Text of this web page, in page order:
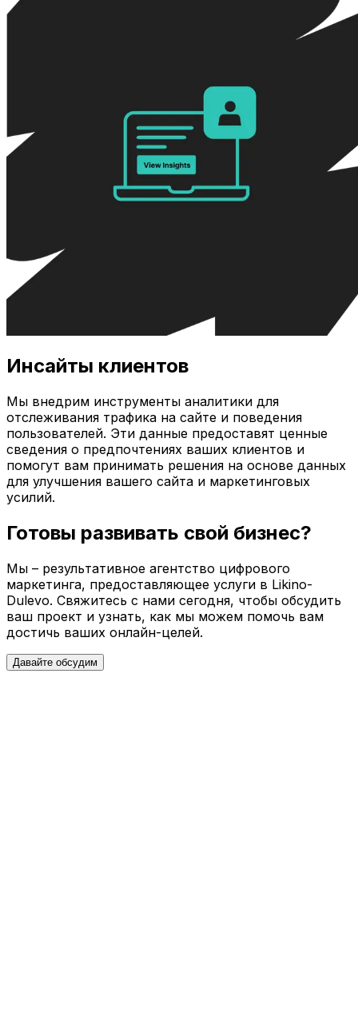
Инсайты клиентов
Мы внедрим инструменты аналитики для
отслеживания трафика на сайте и поведения
пользователей. Эти данные предоставят ценные
сведения о предпочтениях ваших клиентов и
помогут вам принимать решения на основе данных
для улучшения вашего сайта и маркетинговых
усилий.
Готовы развивать свой бизнес?
Мы – результативное агентство цифрового
маркетинга, предоставляющее услуги в Likino-
Dulevo. Свяжитесь с нами сегодня, чтобы обсудить
ваш проект и узнать, как мы можем помочь вам
достичь ваших онлайн-целей.
Давайте обсудим